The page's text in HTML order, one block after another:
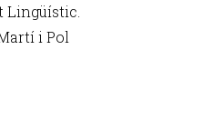
Lingüístic.
i Pol